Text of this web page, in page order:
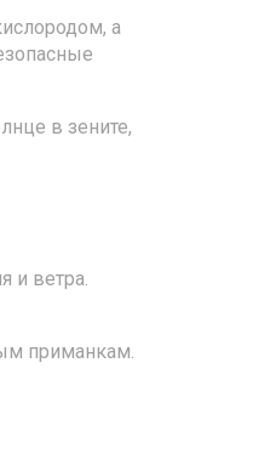
а
в зените,
и ветра.
приманкам.